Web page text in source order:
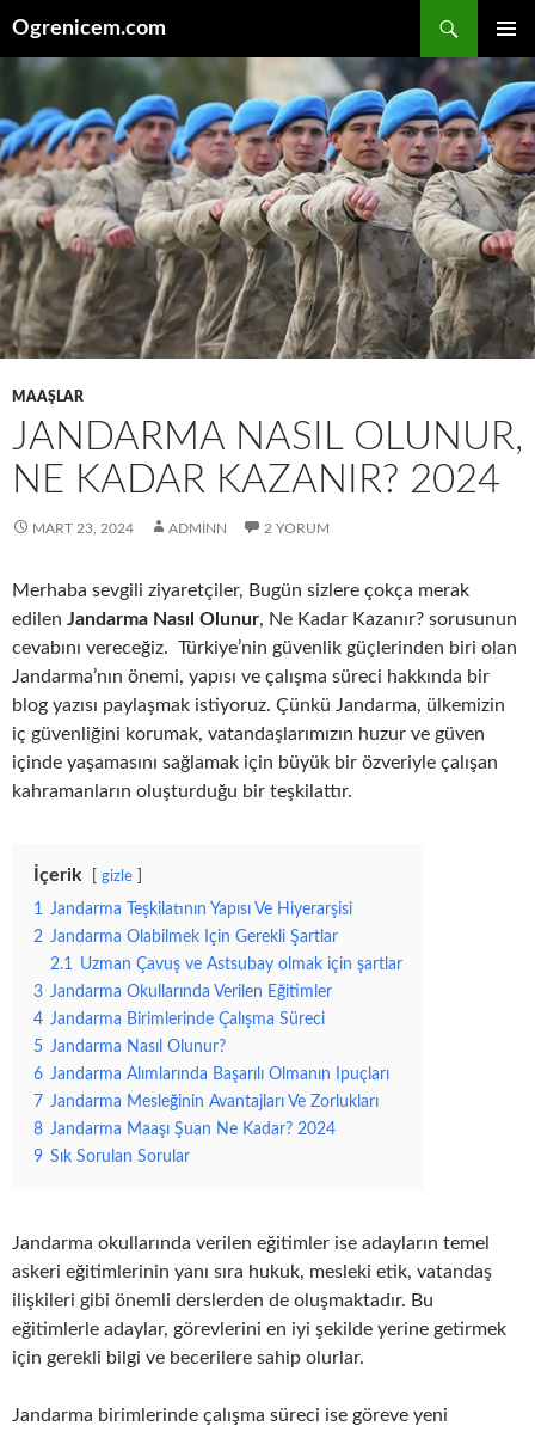
Ogrenicem.com
MENÜ
MAAŞLAR
JANDARMA NASIL OLUNUR,
NE KADAR KAZANIR? 2024
MART 23, 2024 ADMINN 2 YORUM
Merhaba sevgili ziyaretçiler, Bugün sizlere çokça merak
edilen Jandarma Nasıl Olunur, Ne Kadar Kazanır? sorusunun
cevabını vereceğiz. Türkiye’nin güvenlik güçlerinden biri olan
Jandarma’nın önemi, yapısı ve çalışma süreci hakkında bir
blog yazısı paylaşmak istiyoruz. Çünkü Jandarma, ülkemizin
iç güvenliğini korumak, vatandaşlarımızın huzur ve güven
içinde yaşamasını sağlamak için büyük bir özveriyle çalışan
kahramanların oluşturduğu bir teşkilattır.
İçerik gizle
1
Jandarma Teşkilatının Yapısı Ve Hiyerarşisi
2 Jandarma Olabilmek Için Gerekli Şartlar
2.1
Uzman Çavuş ve Astsubay olmak için şartlar
3 Jandarma Okullarında Verilen Eğitimler
4 Jandarma Birimlerinde Çalışma Süreci
5 Jandarma Nasıl Olunur?
6 Jandarma Alımlarında Başarılı Olmanın Ipuçları
7 Jandarma Mesleğinin Avantajları Ve Zorlukları
8 Jandarma Maaşı Şuan Ne Kadar? 2024
9 Sık Sorulan Sorular
Jandarma okullarında verilen eğitimler ise adayların temel
askeri eğitimlerinin yanı sıra hukuk, mesleki etik, vatandaş
ilişkileri gibi önemli derslerden de oluşmaktadır. Bu
eğitimlerle adaylar, görevlerini en iyi şekilde yerine getirmek
için gerekli bilgi ve becerilere sahip olurlar.
Jandarma birimlerinde çalışma süreci ise göreve yeni